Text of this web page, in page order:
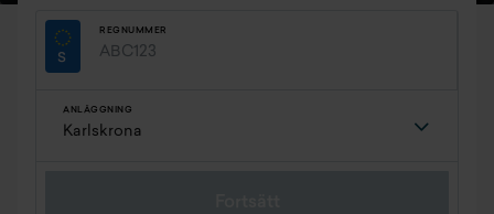
REGNUMMER
ANLÄGGNING